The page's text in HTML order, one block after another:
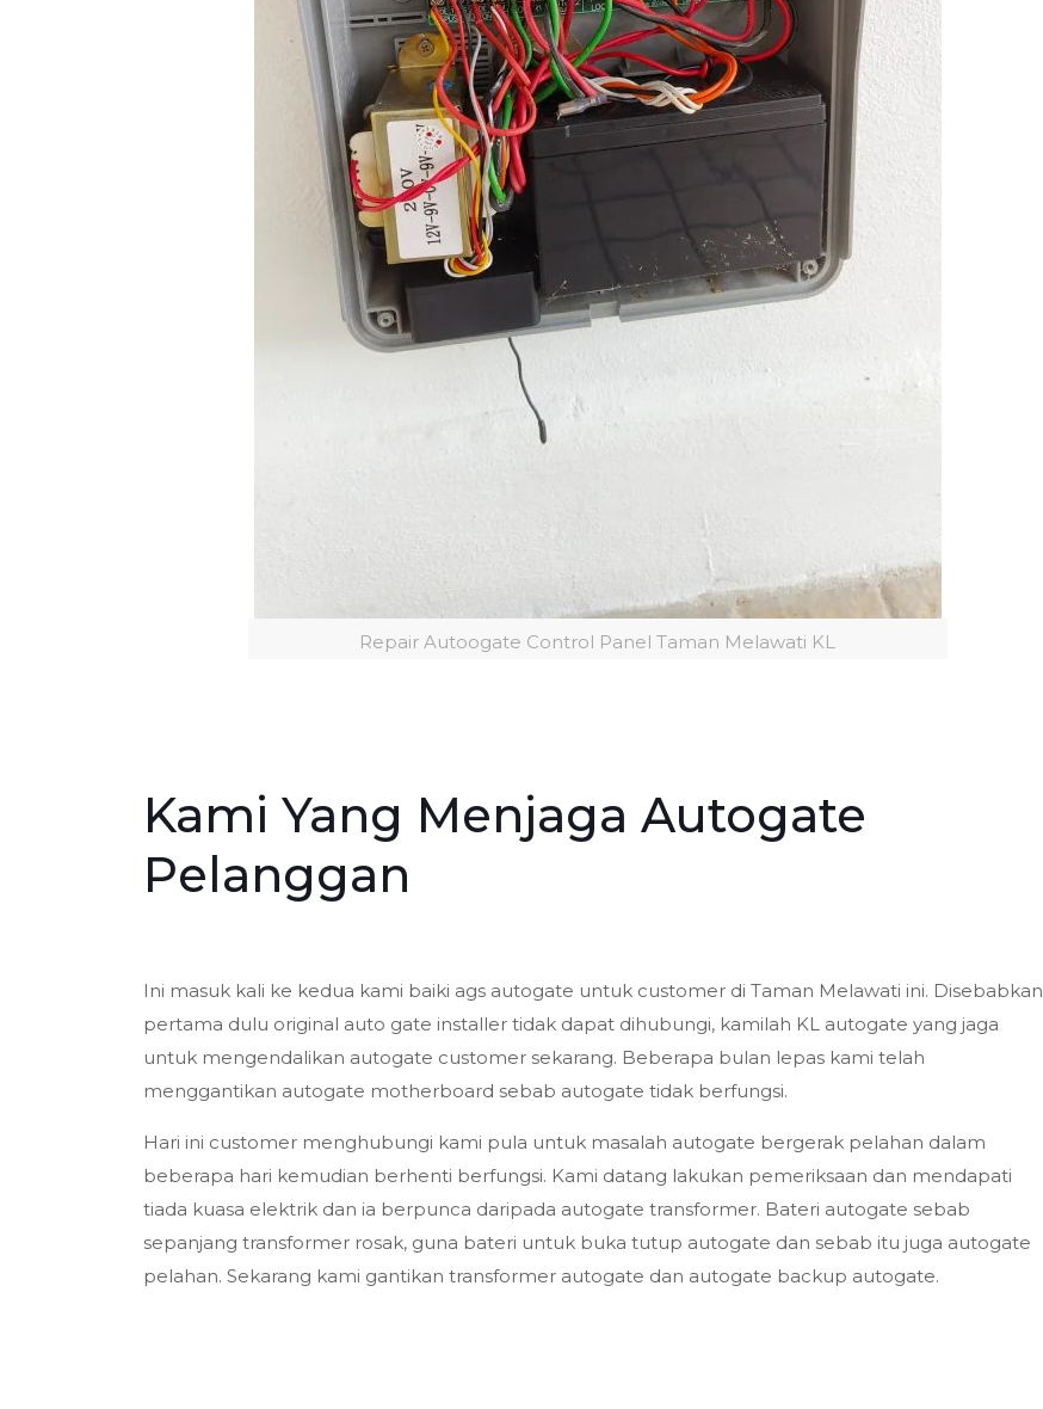
Repair Autoogate Control Panel Taman Melawati KL
Kami Yang Menjaga Autogate
Pelanggan
Ini masuk kali ke kedua kami baiki ags autogate untuk customer di Taman Melawati ini. Disebabkan
pertama dulu original auto gate installer tidak dapat dihubungi, kamilah KL autogate yang jaga
untuk mengendalikan autogate customer sekarang. Beberapa bulan lepas kami telah
menggantikan autogate motherboard sebab autogate tidak berfungsi.
Hari ini customer menghubungi kami pula untuk masalah autogate bergerak pelahan dalam
beberapa hari kemudian berhenti berfungsi. Kami datang lakukan pemeriksaan dan mendapati
tiada kuasa elektrik dan ia berpunca daripada autogate transformer. Bateri autogate sebab
sepanjang transformer rosak, guna bateri untuk buka tutup autogate dan sebab itu juga autogate
pelahan. Sekarang kami gantikan transformer autogate dan autogate backup autogate.